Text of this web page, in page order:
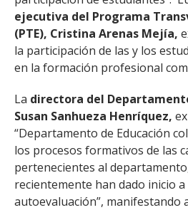
ejecutiva del Programa
(PTE), Cristina Arenas Mejía,
la participación de las y los
en la formación profesional
La directora del
Susan Sanhueza Henríquez,
“Departamento de Educación
los procesos formativos de las
pertenecientes al
recientemente han dado inicio
autoevaluación”, manifestando